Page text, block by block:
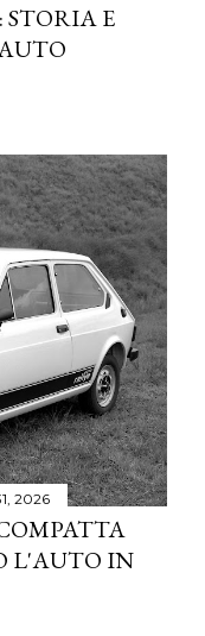
STORIA E
2026
L'AUTO IN